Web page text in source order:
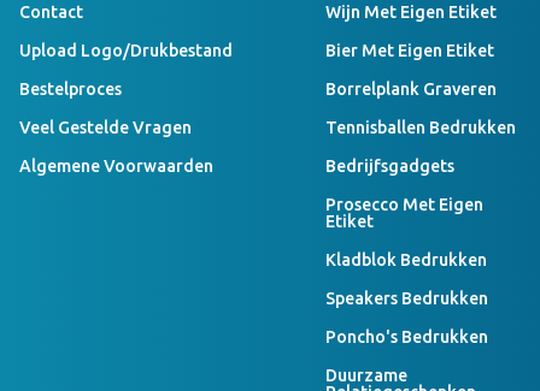
Contact
Upload Logo/drukbestand
Bestelproces
Veel Gestelde Vragen
Algemene Voorwaarden
Wijn Met Eigen Etiket
Bier Met Eigen Etiket
Borrelplank Graveren
Tennisballen Bedrukken
Bedrijfsgadgets
Prosecco Met Eigen
Etiket
Kladblok Bedrukken
Speakers Bedrukken
Poncho's Bedrukken
Duurzame